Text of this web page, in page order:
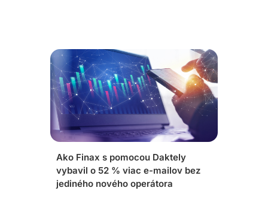
Ako Finax s pomocou Daktely
vybavil o 52 % viac e-mailov bez
jediného nového operátora